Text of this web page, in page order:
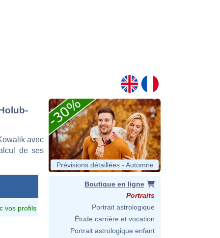
avec
de ses
vos profils
Prévisions détaillées - Automne
Boutique en ligne
Portraits
Portrait astrologique
Étude carrière et vocation
Portrait astrologique enfant